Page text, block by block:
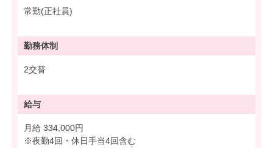
常勤(正社員)
勤務体制
2交替
給与
月給 334,000円
※夜勤4回・休日手当4回含む